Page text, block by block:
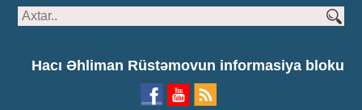
Hacı Əhliman Rüstəmovun informasiya bloku